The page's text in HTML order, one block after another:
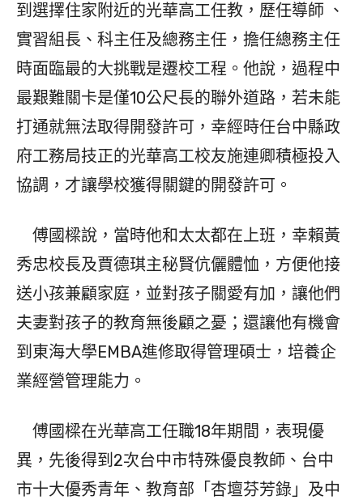
到選擇住家附近的光華高工任教，歷任導師 、
實習組長、科主任及總務主任，擔任總務主任
時面臨最的大挑戰是遷校工程。他說，過程中
最艱難關卡是僅10公尺長的聯外道路，若未能
打通就無法取得開發許可，幸經時任台中縣政
府工務局技正的光華高工校友施連卿積極投入
協調，才讓學校獲得關鍵的開發許可。
傅國樑說，當時他和太太都在上班，幸賴黃
秀忠校長及賈德琪主秘賢伉儷體恤，方便他接
送小孩兼顧家庭，並對孩子關愛有加，讓他們
夫妻對孩子的教育無後顧之憂；還讓他有機會
到東海大學EMBA進修取得管理碩士，培養企
業經營管理能力。
傅國樑在光華高工任職18年期間，表現優
異，先後得到2次台中市特殊優良教師、台中
市十大優秀青年、教育部「杏壇芬芳錄」及中